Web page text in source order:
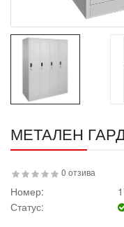
МЕТАЛЕН
0 отзива
Номер:
Статус: